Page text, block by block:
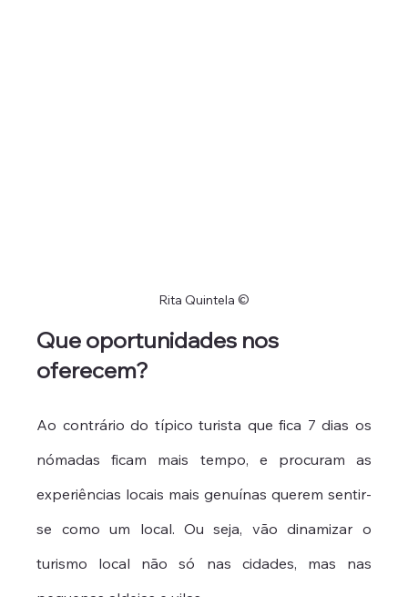
Rita Quintela ©
Que oportunidades nos
oferecem?
Ao contrário do típico turista que fica 7 dias os
nómadas ficam mais tempo, e procuram as
experiências locais mais genuínas querem sentir-
se como um local. Ou seja, vão dinamizar o
turismo local não só nas cidades, mas nas